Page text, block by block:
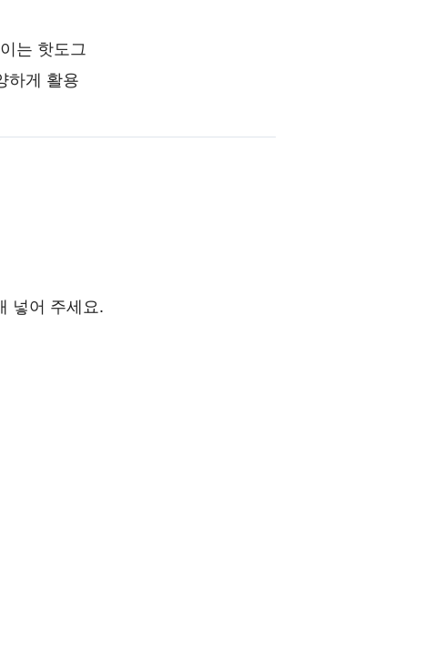
는 핫도그
하게 활용
넣어 주세요.